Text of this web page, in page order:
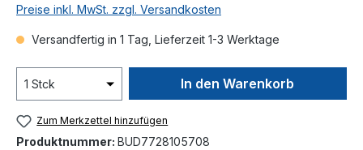
Preise inkl. MwSt. zzgl. Versandkosten
Versandfertig in 1 Tag, Lieferzeit 1-3 Werktage
In den Warenkorb
Zum Merkzettel hinzufügen
Produktnummer: BUD7728105708